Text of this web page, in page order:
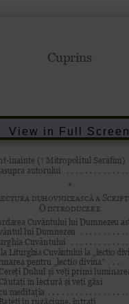
View in Full Screen